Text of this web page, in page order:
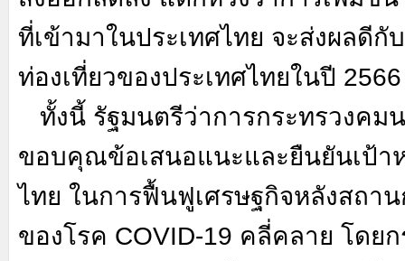
ที่เข้ามาในประเทศไทย จะส่งผลดีกั
ท่องเที่ยวของประเทศไทยในปี 2566
ทั้งนี้ รัฐมนตรีว่าการกระทรวงคม
ขอบคุณข้อเสนอแนะและยืนยันเป้า
ไทย ในการฟื้นฟูเศรษฐกิจหลังสถา
ของโรค COVID-19 คลี่คลาย โดย